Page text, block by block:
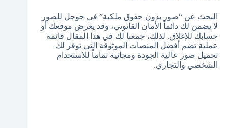
البحث عن “صور بدون حقوق ملكية” في جوجل للصور
لا يضمن لك دائماً الأمان القانوني، وقد يعرض موقعك أو
حسابك للإغلاق. لذلك، جمعنا لك في هذا المقال قائمة
عملية تضم أفضل المنصات الموثوقة التي توفر لك
تحميل صور عالية الجودة ومجانية تماماً للاستخدام
الشخصي والتجاري.